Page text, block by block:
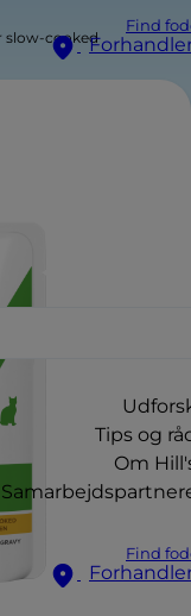
Find
Tips og
Om
Find
slow-cooked